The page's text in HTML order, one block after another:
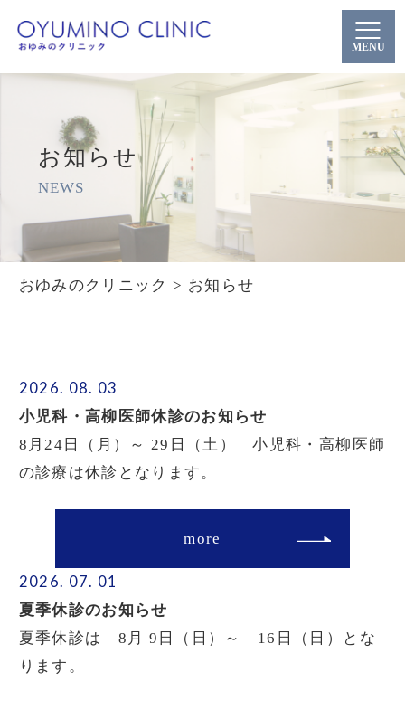
MENU
お知らせ
NEWS
おゆみのクリニック > お知らせ
2026. 08. 03
小児科・高柳医師休診のお知らせ
8月24日（月）～ 29日（土） 小児科・高柳医師
の診療は休診となります。
more
2026. 07. 01
夏季休診のお知らせ
夏季休診は 8月 9日（日）～ 16日（日）とな
ります。